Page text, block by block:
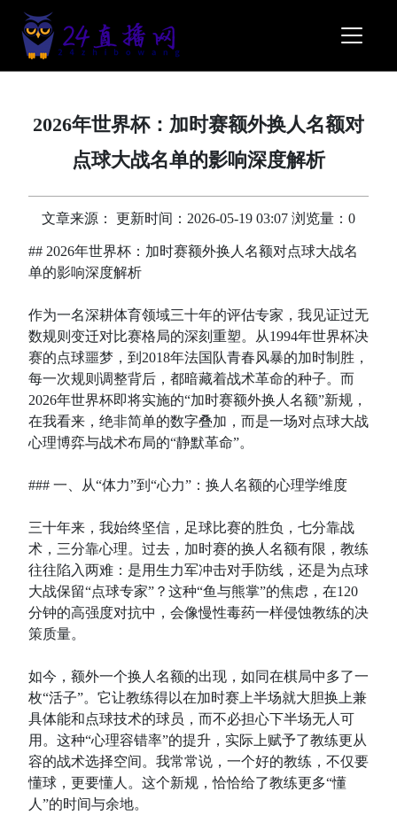
2026年世界杯：加时赛额外换人名额对
点球大战名单的影响深度解析
文章来源： 更新时间：2026-05-19 03:07 浏览量：0
## 2026年世界杯：加时赛额外换人名额对点球大战名
单的影响深度解析
作为一名深耕体育领域三十年的评估专家，我见证过无
数规则变迁对比赛格局的深刻重塑。从1994年世界杯决
赛的点球噩梦，到2018年法国队青春风暴的加时制胜，
每一次规则调整背后，都暗藏着战术革命的种子。而
2026年世界杯即将实施的“加时赛额外换人名额”新规，
在我看来，绝非简单的数字叠加，而是一场对点球大战
心理博弈与战术布局的“静默革命”。
### 一、从“体力”到“心力”：换人名额的心理学维度
三十年来，我始终坚信，足球比赛的胜负，七分靠战
术，三分靠心理。过去，加时赛的换人名额有限，教练
往往陷入两难：是用生力军冲击对手防线，还是为点球
大战保留“点球专家”？这种“鱼与熊掌”的焦虑，在120
分钟的高强度对抗中，会像慢性毒药一样侵蚀教练的决
策质量。
如今，额外一个换人名额的出现，如同在棋局中多了一
枚“活子”。它让教练得以在加时赛上半场就大胆换上兼
具体能和点球技术的球员，而不必担心下半场无人可
用。这种“心理容错率”的提升，实际上赋予了教练更从
容的战术选择空间。我常常说，一个好的教练，不仅要
懂球，更要懂人。这个新规，恰恰给了教练更多“懂
人”的时间与余地。